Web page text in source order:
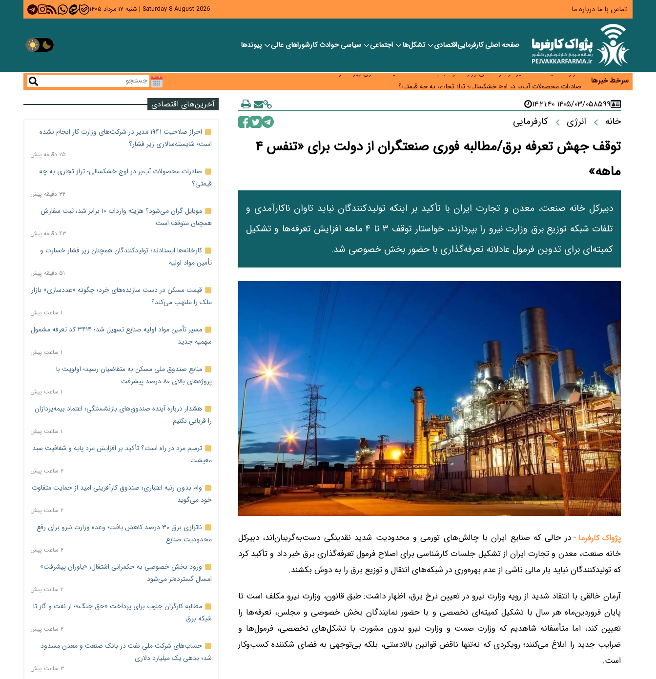
تماس با ما درباره ما Saturday 8 August 2026
| شنبه ۱۷ مرداد ۱۴۰۵
صفحه اصلیکارفرماییاقتصادی تشکل‌ها اجتماعی سیاسیحوادث کارشورا‎های عالی پیوندها
سرخط خبرها
رسانه تخصصی باید مطالبه‌گری، دقت و استقلال را سرلوحه کار خود قرار دهد
صادرات محصولات آب‌بر در اوج خشکسالی؛ تراز تجاری به چه قیمتی؟
کارخانه‌ها ایستادند؛ تولیدکنندگان همچنان زیر فشار خسارت و تأمین مواد اولیه
۸۵۹۹۱۴۰۵/۰۳/۰۵ ۱۴:۲۱:۴۰
خانه انرژی کارفرمایی
توقف جهش تعرفه برق/مطالبه فوری صنعتگران از دولت برای «تنفس ۴
ماهه»
دبیرکل خانه صنعت، معدن و تجارت ایران با تأکید بر اینکه تولیدکنندگان نباید تاوان ناکارآمدی و
تلفات شبکه توزیع برق وزارت نیرو را بپردازند، خواستار توقف ۳ تا ۴ ماهه افزایش تعرفه‌ها و تشکیل
کمیته‌ای برای تدوین فرمول عادلانه تعرفه‌گذاری با حضور بخش خصوصی شد.
پژواک کارفرما - در حالی که صنایع ایران با چالش‌های تورمی و محدودیت شدید نقدینگی دست‌به‌گریبان‌اند، دبیرکل
خانه صنعت، معدن و تجارت ایران از تشکیل جلسات کارشناسی برای اصلاح فرمول تعرفه‌گذاری برق خبر داد و تأکید کرد
که تولیدکنندگان نباید بار مالی ناشی از عدم بهره‌وری در شبکه‌های انتقال و توزیع برق را به دوش بکشند.
آرمان خالقی با انتقاد شدید از رویه وزارت نیرو در تعیین نرخ برق، اظهار داشت: طبق قانون، وزارت نیرو مکلف است تا
پایان فروردین‌ماه هر سال با تشکیل کمیته‌ای تخصصی و با حضور نمایندگان بخش خصوصی و مجلس، تعرفه‌ها را
تعیین کند، اما متأسفانه شاهدیم که وزارت صمت و وزارت نیرو بدون مشورت با تشکل‌های تخصصی، فرمول‌ها و
ضرایب جدید را ابلاغ می‌کنند؛ رویکردی که نه‌تنها ناقض قوانین بالادستی، بلکه بی‌توجهی به فضای شکننده کسب‌وکار
است.
آخرین‌های اقتصادی
احراز صلاحیت ۱۹۴۱ مدیر در شرکت‌های وزارت کار انجام نشده
است؛ شایسته‌سالاری زیر فشار؟
۲۵ دقیقه پیش
صادرات محصولات آب‌بر در اوج خشکسالی؛ تراز تجاری به چه
قیمتی؟
۳۲ دقیقه پیش
موبایل گران می‌شود؟ هزینه واردات ۱۰ برابر شد، ثبت سفارش
همچنان متوقف است
۴۳ دقیقه پیش
کارخانه‌ها ایستادند؛ تولیدکنندگان همچنان زیر فشار خسارت و
تأمین مواد اولیه
۵۱ دقیقه پیش
قیمت مسکن در دست سازنده‌های خرد؛ چگونه «عددسازی» بازار
ملک را ملتهب می‌کند؟
۱ ساعت پیش
مسیر تأمین مواد اولیه صنایع تسهیل شد؛ ۳۴۱۴ کد تعرفه مشمول
سهمیه جدید
۱ ساعت پیش
منابع صندوق ملی مسکن به متقاضیان رسید؛ اولویت با
پروژه‌های بالای ۸۰ درصد پیشرفت
۱ ساعت پیش
هشدار درباره آینده صندوق‌های بازنشستگی؛ اعتماد بیمه‌پردازان
را قربانی نکنیم
۱ ساعت پیش
ترمیم مزد در راه است؟ تأکید بر افزایش مزد پایه و شفافیت سبد
معیشت
۲ ساعت پیش
وام بدون رتبه اعتباری؛ صندوق کارآفرینی امید از حمایت متفاوت
خود می‌گوید
۲ ساعت پیش
ناترازی برق ۳۰ درصد کاهش یافت؛ وعده وزارت نیرو برای رفع
محدودیت صنایع
۲ ساعت پیش
ورود بخش خصوصی به حکمرانی اشتغال؛ «یاوران پیشرفت»
امسال گسترده‌تر می‌شود
۲ ساعت پیش
مطالبه کارگران جنوب برای پرداخت «حق جنگ»؛ از نفت و گاز تا
شبکه برق
۲ ساعت پیش
حساب‌های شرکت ملی نفت در بانک صنعت و معدن مسدود
شد؛ بدهی یک میلیارد دلاری
۳ ساعت پیش